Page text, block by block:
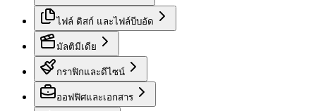
ไฟล์ ดิสก์ และไฟล์บีบอัด
มัลติมีเดีย
กราฟิกและดีไซน์
ออฟฟิศและเอกสาร